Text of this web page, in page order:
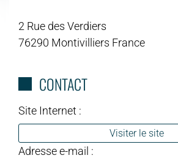
2 Rue des Verdiers
76290 Montivilliers France
CONTACT
Site Internet :
Visiter le site
Adresse e-mail :